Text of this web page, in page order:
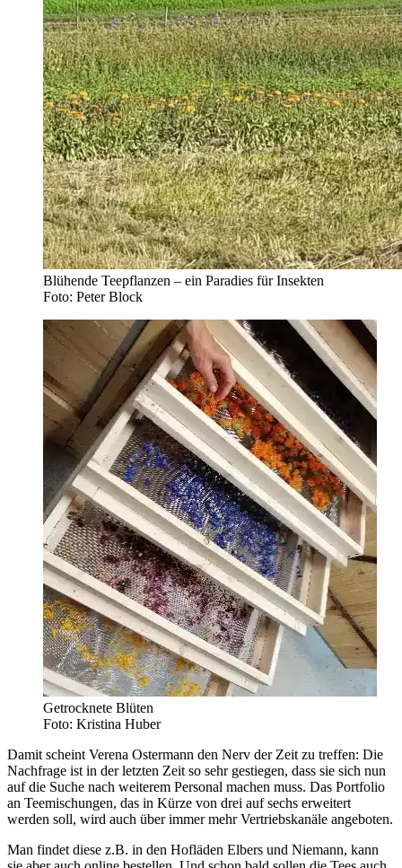
Blühende Teepflanzen – ein Paradies für Insekten
Foto: Peter Block
Getrocknete Blüten
Foto: Kristina Huber
Damit scheint Verena Ostermann den Nerv der Zeit zu treffen: Die
Nachfrage ist in der letzten Zeit so sehr gestiegen, dass sie sich nun
auf die Suche nach weiterem Personal machen muss. Das Portfolio
an Teemischungen, das in Kürze von drei auf sechs erweitert
werden soll, wird auch über immer mehr Vertriebskanäle angeboten.
Man findet diese z.B. in den Hofläden Elbers und Niemann, kann